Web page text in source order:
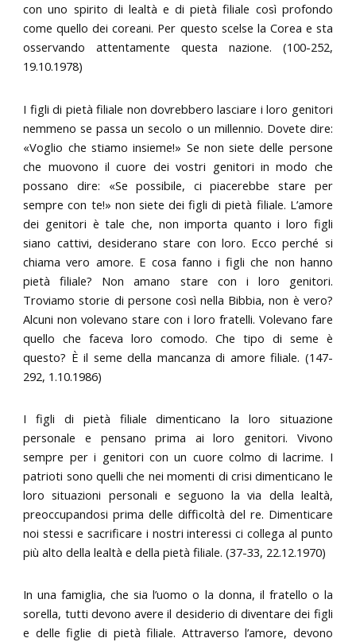
con uno spirito di lealtà e di pietà filiale così profondo
come quello dei coreani. Per questo scelse la Corea e sta
osservando attentamente questa nazione. (100-252,
19.10.1978)
I figli di pietà filiale non dovrebbero lasciare i loro genitori
nemmeno se passa un secolo o un millennio. Dovete dire:
«Voglio che stiamo insieme!» Se non siete delle persone
che muovono il cuore dei vostri genitori in modo che
possano dire: «Se possibile, ci piacerebbe stare per
sempre con te!» non siete dei figli di pietà filiale. L’amore
dei genitori è tale che, non importa quanto i loro figli
siano cattivi, desiderano stare con loro. Ecco perché si
chiama vero amore. E cosa fanno i figli che non hanno
pietà filiale? Non amano stare con i loro genitori.
Troviamo storie di persone così nella Bibbia, non è vero?
Alcuni non volevano stare con i loro fratelli. Volevano fare
quello che faceva loro comodo. Che tipo di seme è
questo? È il seme della mancanza di amore filiale. (147-
292, 1.10.1986)
I figli di pietà filiale dimenticano la loro situazione
personale e pensano prima ai loro genitori. Vivono
sempre per i genitori con un cuore colmo di lacrime. I
patrioti sono quelli che nei momenti di crisi dimenticano le
loro situazioni personali e seguono la via della lealtà,
preoccupandosi prima delle difficoltà del re. Dimenticare
noi stessi e sacrificare i nostri interessi ci collega al punto
più alto della lealtà e della pietà filiale. (37-33, 22.12.1970)
In una famiglia, che sia l’uomo o la donna, il fratello o la
sorella, tutti devono avere il desiderio di diventare dei figli
e delle figlie di pietà filiale. Attraverso l’amore, devono